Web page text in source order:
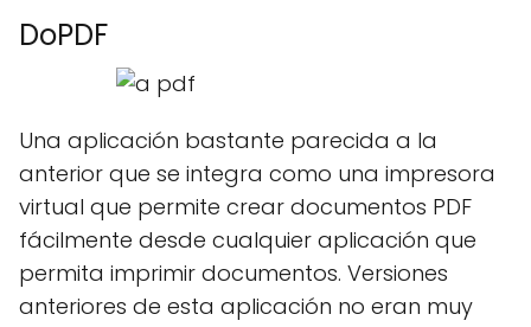
DoPDF
Una aplicación bastante parecida a la
anterior que se integra como una impresora
virtual que permite crear documentos PDF
fácilmente desde cualquier aplicación que
permita imprimir documentos. Versiones
anteriores de esta aplicación no eran muy